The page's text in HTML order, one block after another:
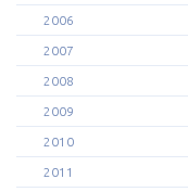
2006
2007
2008
2009
2010
2011